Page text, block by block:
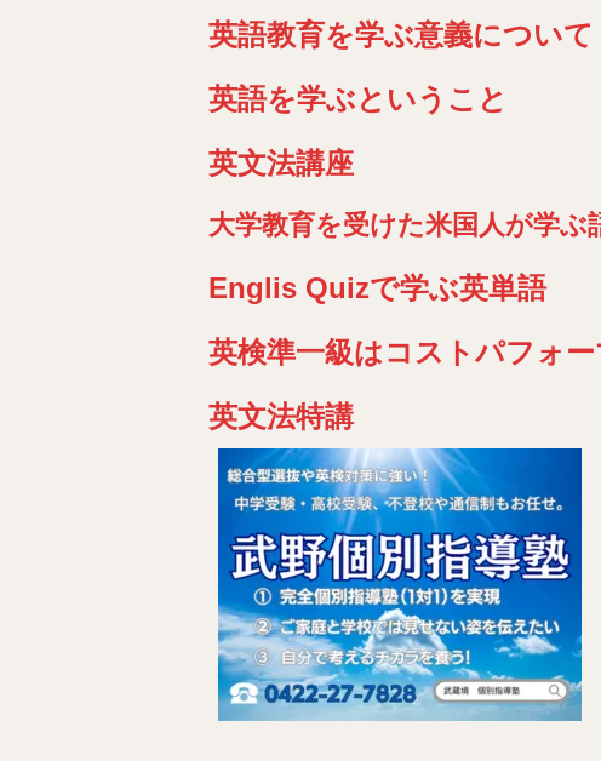
英語教育を学ぶ意義について
英語を学ぶということ
英文法講座
大学教育を受けた米国人が学ぶ
Englis Quizで学ぶ英単語
英検準一級はコストパフォ
英文法特講